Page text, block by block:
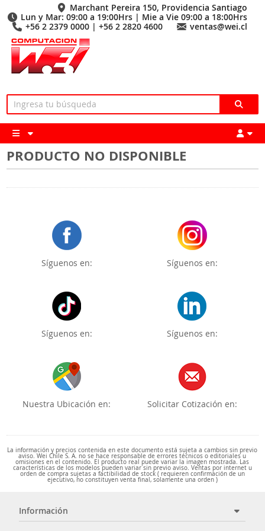
Marchant Pereira 150, Providencia Santiago
Lun y Mar: 09:00 a 19:00Hrs | Mie a Vie 09:00 a 18:00Hrs
+56 2 2379 0000 | +56 2 2820 4600
ventas@wei.cl
PRODUCTO NO DISPONIBLE
Síguenos en: Síguenos en:
Síguenos en: Síguenos en:
Nuestra Ubicación en: Solicitar Cotización en:
La información y precios contenida en este documento está sujeta a cambios sin previo
aviso. Wei Chile S. A. no se hace responsable de errores técnicos o editoriales u
omisiones en el contenido. El producto real puede variar la imagen mostrada. Las
características de los modelos pueden variar sin previo aviso. Ventas por internet u
orden de compra sujetas a factibilidad de stock ( requieren confirmación de un
ejecutivo, no constituyen venta final, solamente una orden )
Información